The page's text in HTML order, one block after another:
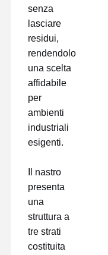
Nastro perforato
Pellicola protettiva blu
Film di riscaldamento
Nastro industriale
senza
lasciare
residui,
rendendolo
una scelta
affidabile
per
ambienti
industriali
esigenti.
Il nastro
presenta
una
struttura a
tre strati
costituita